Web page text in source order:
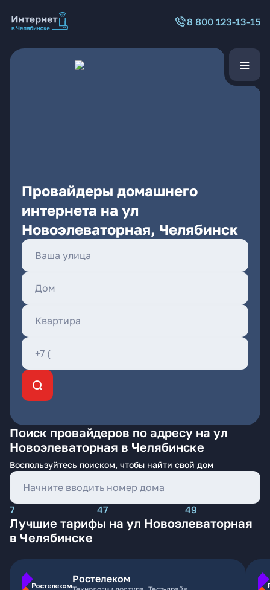
8 800 123-13-15
Провайдеры домашнего
интернета на ул
Новоэлеваторная, Челябинск
Поиск провайдеров по адресу на ул
Новоэлеваторная в Челябинске
Воспользуйтесь поиском, чтобы найти свой дом
7 47 49
Лучшие тарифы на ул Новоэлеваторная
в Челябинске
Ростелеком